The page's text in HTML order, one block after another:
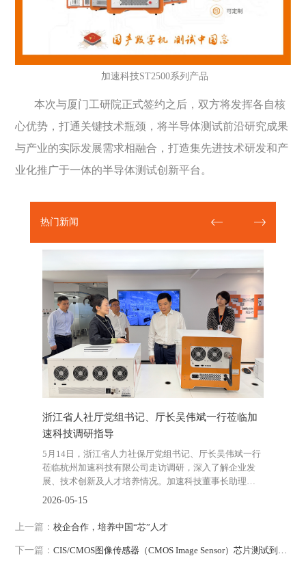
加速科技ST2500系列产品
本次与厦门工研院正式签约之后，双方将发挥各自核
心优势，打通关键技术瓶颈，将半导体测试前沿研究成果
与产业的实际发展需求相融合，打造集先进技术研发和产
业化推广于一体的半导体测试创新平台。
热门新闻
浙江省人社厅党组书记、厅长吴伟斌一行莅临加
速科技调研指导
5月14日，浙江省人力社保厅党组书记、厅长吴伟斌一行
莅临杭州加速科技有限公司走访调研，深入了解企业发
展、技术创新及人才培养情况。加速科技董事长助理及
教育线负责人热情接待。
2026-05-15
上一篇：校企合作，培养中国“芯”人才
下一篇：CIS/CMOS图像传感器（CMOS Image Sensor）芯片测试到底怎么测？